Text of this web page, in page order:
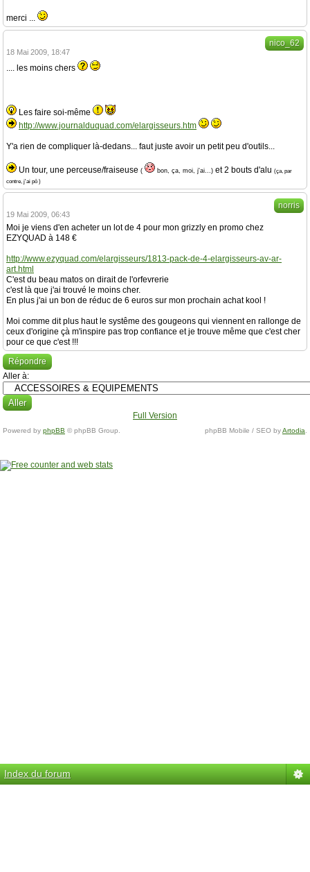
merci ...
nico_62
18 Mai 2009, 18:47
.... les moins chers
Les faire soi-même
http://www.journalduquad.com/elargisseurs.htm
Y'a rien de compliquer là-dedans... faut juste avoir un petit peu d'outils...
Un tour, une perceuse/fraiseuse ( bon, ça, moi, j'ai...) et 2 bouts d'alu (ça, par
contre, j'ai pô )
norris
19 Mai 2009, 06:43
Moi je viens d'en acheter un lot de 4 pour mon grizzly en promo chez
EZYQUAD à 148 €
http://www.ezyquad.com/elargisseurs/1813-pack-de-4-elargisseurs-av-ar-
art.html
C'est du beau matos on dirait de l'orfevrerie
c'est là que j'ai trouvé le moins cher.
En plus j'ai un bon de réduc de 6 euros sur mon prochain achat kool !
Moi comme dit plus haut le systême des gougeons qui viennent en rallonge de
ceux d'origine çà m'inspire pas trop confiance et je trouve même que c'est cher
pour ce que c'est !!!
Répondre
Aller à:
Full Version
Powered by phpBB © phpBB Group. phpBB Mobile / SEO byArtodia
Index du forum